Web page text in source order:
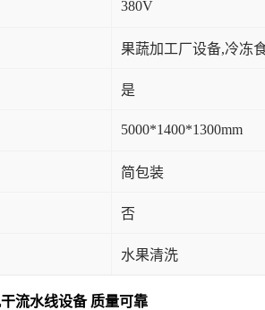
380V
果蔬加工厂设备,冷冻
是
5000*1400*1300mm
简包装
否
水果清洗
流水线设备 质量可靠